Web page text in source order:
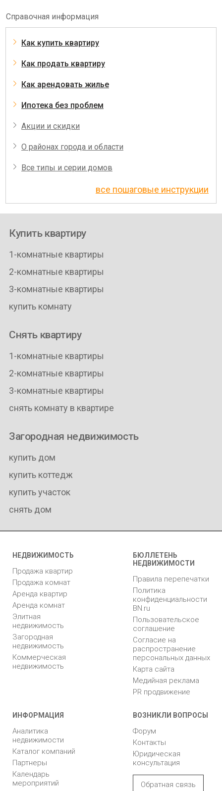
Справочная информация
Как купить квартиру
Как продать квартиру
Как арендовать жилье
Ипотека без проблем
Акции и скидки
О районах города и области
Все типы и серии домов
все пошаговые инструкции
Купить квартиру
1-комнатные квартиры
2-комнатные квартиры
3-комнатные квартиры
купить комнату
Снять квартиру
1-комнатные квартиры
2-комнатные квартиры
3-комнатные квартиры
снять комнату в квартире
Загородная недвижимость
купить дом
купить коттедж
купить участок
снять дом
НЕДВИЖИМОСТЬ
Продажа квартир
Продажа комнат
Аренда квартир
Аренда комнат
Элитная
недвижимость
Загородная
недвижимость
Коммерческая
недвижимость
БЮЛЛЕТЕНЬ
НЕДВИЖИМОСТИ
Правила перепечатки
Политика
конфиденциальности
BN.ru
Пользовательское
соглашение
Согласие на
распространение
персональных данных
Карта сайта
Медийная реклама
PR продвижение
ИНФОРМАЦИЯ
Аналитика
недвижимости
Каталог компаний
Партнеры
Календарь
мероприятий
ВОЗНИКЛИ ВОПРОСЫ
Форум
Контакты
Юридическая
консультация
Обратная связь